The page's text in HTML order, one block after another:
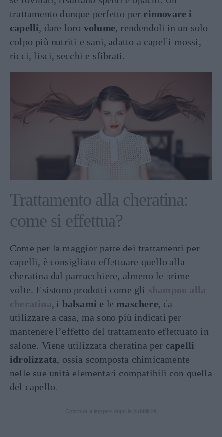
trattamento dunque perfetto per rinnovare i
capelli, dare loro volume, rendendoli in un solo
colpo più nutriti e sani, adatto a capelli mossi,
ricci, lisci, secchi e sfibrati.
Trattamento alla cheratina:
come si effettua?
Come per la maggior parte dei trattamenti per
capelli, è consigliato effettuare quello alla
cheratina dal parrucchiere, almeno le prime
volte. Esistono prodotti come gli shampoo alla
cheratina, i balsami e le maschere, da
utilizzare a casa, ma sono più indicati per
mantenere l’effetto del trattamento effettuato in
salone. Viene utilizzata cheratina per capelli
idrolizzata, ossia scomposta chimicamente
nelle sue unità elementari compatibili con quella
del capello.